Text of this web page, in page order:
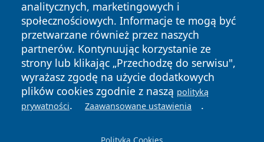
analitycznych, marketingowych i
społecznościowych. Informacje te mogą być
przetwarzane również przez naszych
partnerów. Kontynuując korzystanie ze
strony lub klikając „Przechodzę do serwisu",
wyrażasz zgodę na użycie dodatkowych
plików cookies zgodnie z naszą polityką
prywatności. Zaawansowane ustawienia .
Copyright © 2026 24slupsk.pl Wszystkie prawa zastrzeżone.
News Autorzy
Polityka
Prywatności
Polityka
Cookies